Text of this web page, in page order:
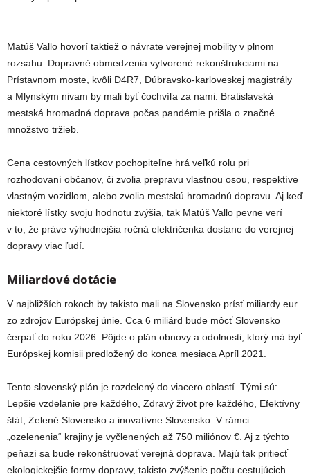
Matúš Vallo hovorí taktiež o návrate verejnej mobility v plnom
rozsahu. Dopravné obmedzenia vytvorené rekonštrukciami na
Prístavnom moste, kvôli D4R7, Dúbravsko-karloveskej magistrály
a Mlynským nivam by mali byť čochvíľa za nami. Bratislavská
mestská hromadná doprava počas pandémie prišla o značné
množstvo tržieb.
Cena cestovných lístkov pochopiteľne hrá veľkú rolu pri
rozhodovaní občanov, či zvolia prepravu vlastnou osou, respektíve
vlastným vozidlom, alebo zvolia mestskú hromadnú dopravu. Aj keď
niektoré lístky svoju hodnotu zvýšia, tak Matúš Vallo pevne verí
v to, že práve výhodnejšia ročná električenka dostane do verejnej
dopravy viac ľudí.
Miliardové dotácie
V najbližších rokoch by takisto mali na Slovensko prísť miliardy eur
zo zdrojov Európskej únie. Cca 6 miliárd bude môcť Slovensko
čerpať do roku 2026. Pôjde o plán obnovy a odolnosti, ktorý má byť
Európskej komisii predložený do konca mesiaca Apríl 2021.
Tento slovenský plán je rozdelený do viacero oblastí. Tými sú:
Lepšie vzdelanie pre každého, Zdravý život pre každého, Efektívny
štát, Zelené Slovensko a inovatívne Slovensko. V rámci
„ozelenenia“ krajiny je vyčlenených až 750 miliónov €. Aj z týchto
peňazí sa bude rekonštruovať verejná doprava. Majú tak pritiecť
ekologickejšie formy dopravy, takisto zvýšenie počtu cestujúcich